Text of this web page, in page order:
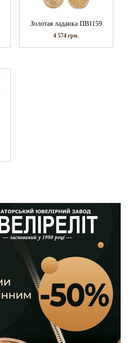
Золотая ладанка ПВ1159
4 574грн.